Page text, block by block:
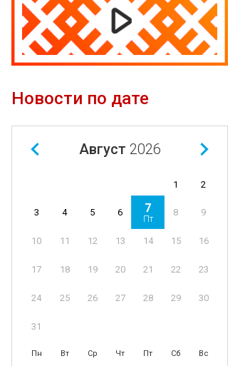
Новости по дате
Август 2026
Пн Вт Ср Чт Пт Сб Вс
1 2
3 4 5 6 7
Пт
8 9
10 11 12 13 14 15 16
17 18 19 20 21 22 23
24 25 26 27 28 29 30
31